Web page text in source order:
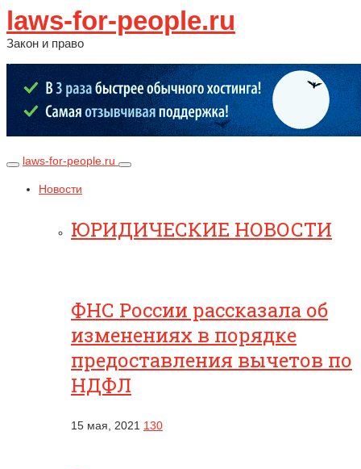
laws-for-people.ru
Закон и право
laws-for-people.ru
Новости
ЮРИДИЧЕСКИЕ НОВОСТИ
ФНС России рассказала об
изменениях в порядке
предоставления вычетов по
НДФЛ
15 мая, 2021 130